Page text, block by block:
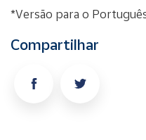
*Versão para o
Compartilhar